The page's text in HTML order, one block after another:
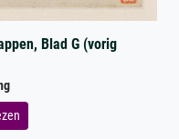
Blad G (vorig